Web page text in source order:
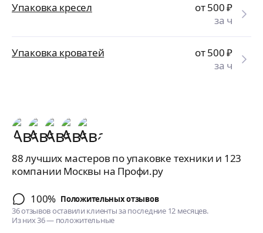
Упаковка кресел от 500₽
за ч
Упаковка кроватей от 500₽
за ч
88 лучших мастеров по упаковке техники и 123
компании Москвы на Профи.ру
100% Положительных отзывов
36 отзывов оставили клиенты за последние 12 месяцев.
Из них 36 — положительные